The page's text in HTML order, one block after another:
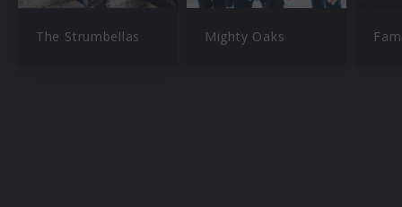
The Strumbellas Mighty Oaks